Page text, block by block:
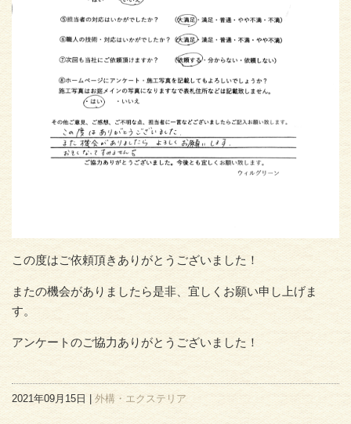
この度はご依頼頂きありがとうございました！
またの機会がありましたら是非、宜しくお願い申し上げま
す。
アンケートのご協力ありがとうございました！
2021年09月15日 |外構・エクステリア